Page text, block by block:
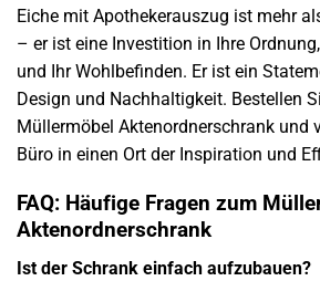
Eiche mit Apothekerauszug ist mehr
– er ist eine Investition in Ihre
und Ihr Wohlbefinden. Er ist ein
Design und Nachhaltigkeit. Bestellen
Müllermöbel Aktenordnerschrank und
Büro in einen Ort der Inspiration und
FAQ: Häufige Fragen zum
Aktenordnerschrank
Ist der Schrank einfach aufzubauen?